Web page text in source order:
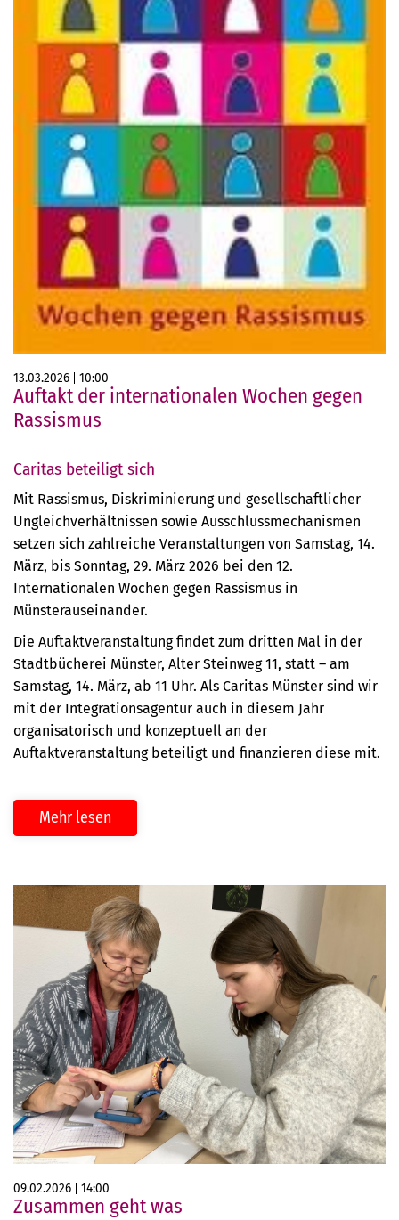
13.03.2026 10:00
Auftakt der internationalen Wochen gegen
Rassismus
Caritas beteiligt sich
Mit Rassismus, Diskriminierung und gesellschaftlicher
Ungleichverhältnissen sowie Ausschlussmechanismen
setzen sich zahlreiche Veranstaltungen von Samstag, 14.
März, bis Sonntag, 29. März 2026 bei den 12.
Internationalen Wochen gegen Rassismus in
Münsterauseinander.
Die Auftaktveranstaltung findet zum dritten Mal in der
Stadtbücherei Münster, Alter Steinweg 11, statt – am
Samstag, 14. März, ab 11 Uhr. Als Caritas Münster sind wir
mit der Integrationsagentur auch in diesem Jahr
organisatorisch und konzeptuell an der
Auftaktveranstaltung beteiligt und finanzieren diese mit.
Mehr lesen
09.02.2026 14:00
Zusammen geht was